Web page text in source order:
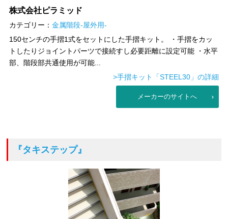
株式会社ピラミッド
カテゴリー：金属階段-屋外用-
150センチの手摺1式をセットにした手摺キット。 ・手摺をカッ
トしたりジョイントパーツで接続すし必要距離に設定可能 ・水平
部、階段部共通使用が可能...
>手摺キット「STEEL30」の詳細
メーカーのサイトへ
『タキステップ』